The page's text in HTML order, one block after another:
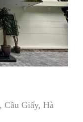
Cầu Giấy, Hà